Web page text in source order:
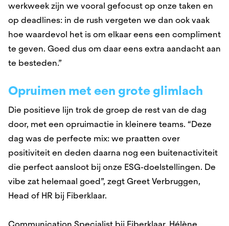
werkweek zijn we vooral gefocust op onze taken en
op deadlines: in de rush vergeten we dan ook vaak
hoe waardevol het is om elkaar eens een compliment
te geven. Goed dus om daar eens extra aandacht aan
te besteden.”
Opruimen met een grote glimlach
Die positieve lijn trok de groep de rest van de dag
door, met een opruimactie in kleinere teams. “Deze
dag was de perfecte mix: we praatten over
positiviteit en deden daarna nog een buitenactiviteit
die perfect aansloot bij onze ESG-doelstellingen. De
vibe zat helemaal goed”, zegt Greet Verbruggen,
Head of HR bij Fiberklaar.